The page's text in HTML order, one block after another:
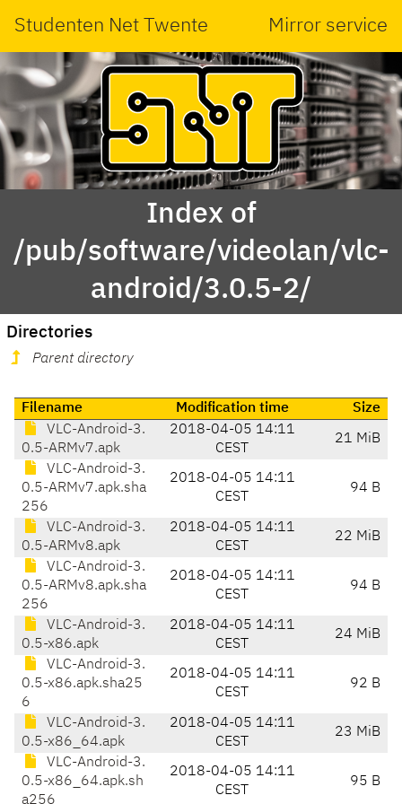
Studenten Net Twente Mirror service
Index of
/pub/software/videolan/vlc-
android/3.0.5-2/
Directories
Parent directory
Filename Modification time
Size
VLC-Android-3.
0.5-ARMv7.apk
2018-04-05 14:11
CEST
21 MiB
VLC-Android-3.
0.5-ARMv7.apk.sha
256
2018-04-05 14:11
CEST
94 B
VLC-Android-3.
0.5-ARMv8.apk
2018-04-05 14:11
CEST
22 MiB
VLC-Android-3.
0.5-ARMv8.apk.sha
256
2018-04-05 14:11
CEST
94 B
VLC-Android-3.
0.5-x86.apk
2018-04-05 14:11
CEST
24 MiB
VLC-Android-3.
0.5-x86.apk.sha25
6
2018-04-05 14:11
CEST
92 B
VLC-Android-3.
0.5-x86_64.apk
2018-04-05 14:11
CEST
23 MiB
VLC-Android-3.
0.5-x86_64.apk.sh
a256
2018-04-05 14:11
CEST
95 B